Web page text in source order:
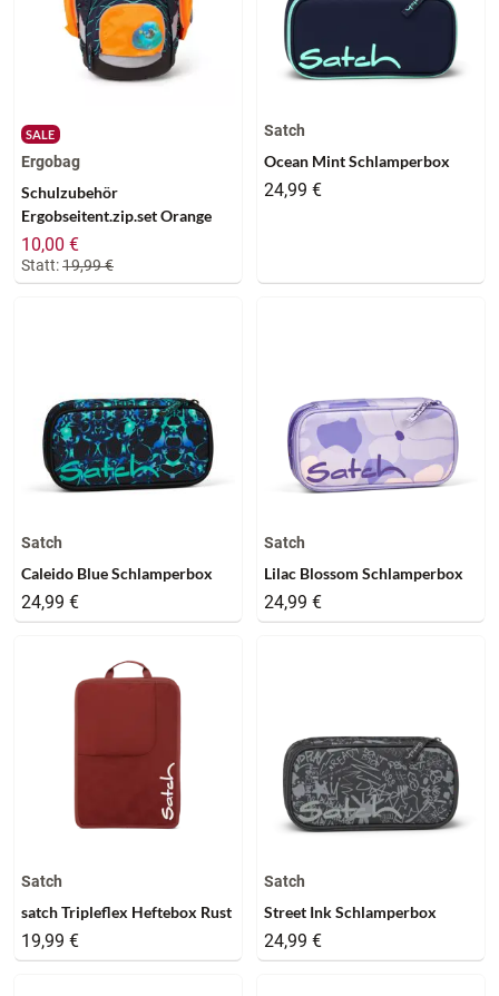
SALE
Ergobag
Schulzubehör
Ergobseitent.zip.set Orange
10,00 €
Statt:19,99 €
Satch
Ocean Mint Schlamperbox
24,99 €
Satch
Caleido Blue Schlamperbox
24,99 €
Satch
Lilac Blossom Schlamperbox
24,99 €
Satch
satch Tripleflex Heftebox Rust
19,99 €
Satch
Street Ink Schlamperbox
24,99 €